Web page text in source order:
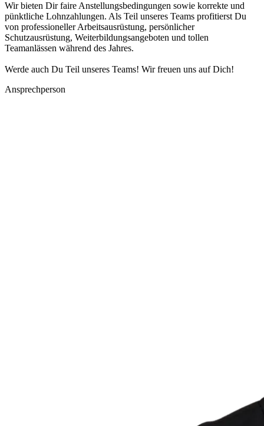
Wir bieten Dir faire Anstellungsbedingungen sowie korrekte und
pünktliche Lohnzahlungen. Als Teil unseres Teams profitierst Du
von professioneller Arbeitsausrüstung, persönlicher
Schutzausrüstung, Weiterbildungsangeboten und tollen
Teamanlässen während des Jahres.
Werde auch Du Teil unseres Teams! Wir freuen uns auf Dich!
Ansprechperson